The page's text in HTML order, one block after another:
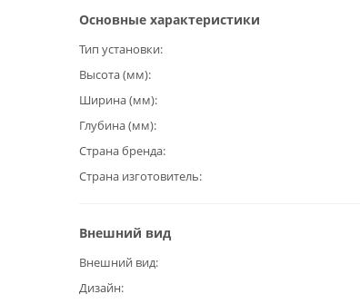
Основные характеристики
Тип установки
Высота (мм)
Ширина (мм)
Глубина (мм)
Страна бренда
Страна изготовитель
Внешний вид
Внешний вид
Дизайн